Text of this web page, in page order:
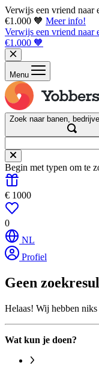
Verwijs een vriend naar
€1.000 🧡 Meer info!
Verwijs een vriend naar
€1.000 🧡
Menu
Zoek naar banen,
Begin met typen om te
€ 1000
0
NL
Profiel
Geen
Helaas! Wij hebben
Wat kun je doen?